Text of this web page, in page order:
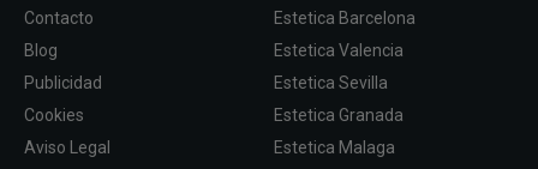
Contacto
Blog
Publicidad
Cookies
Aviso Legal
Estetica Barcelona
Estetica Valencia
Estetica Sevilla
Estetica Granada
Estetica Malaga